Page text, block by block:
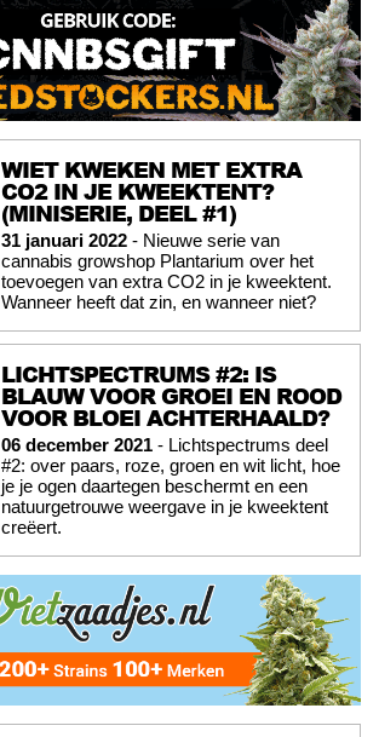
WIET KWEKEN MET EXTRA
CO2 IN JE KWEEKTENT?
(MINISERIE, DEEL #1)
31 januari 2022 - Nieuwe serie van
cannabis growshop Plantarium over het
toevoegen van extra CO2 in je kweektent.
Wanneer heeft dat zin, en wanneer niet?
LICHTSPECTRUMS #2: IS
BLAUW VOOR GROEI EN ROOD
VOOR BLOEI ACHTERHAALD?
06 december 2021 - Lichtspectrums deel
#2: over paars, roze, groen en wit licht, hoe
je je ogen daartegen beschermt en een
natuurgetrouwe weergave in je kweektent
creëert.